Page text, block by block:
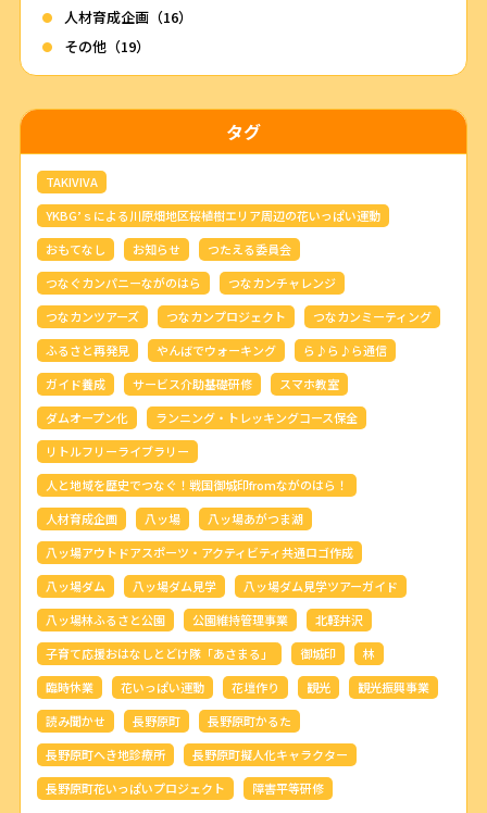
人材育成企画（16）
その他（19）
タグ
TAKIVIVA
YKBG’ｓによる川原畑地区桜植樹エリア周辺の花いっぱい運動
おもてなし
お知らせ
つたえる委員会
つなぐカンパニーながのはら
つなカンチャレンジ
つなカンツアーズ
つなカンプロジェクト
つなカンミーティング
ふるさと再発見
やんばでウォーキング
ら♪ら♪ら通信
ガイド養成
サービス介助基礎研修
スマホ教室
ダムオープン化
ランニング・トレッキングコース保全
リトルフリーライブラリー
人と地域を歴史でつなぐ！戦国御城印fromながのはら！
人材育成企画
八ッ場
八ッ場あがつま湖
八ッ場アウトドアスポーツ・アクティビティ共通ロゴ作成
八ッ場ダム
八ッ場ダム見学
八ッ場ダム見学ツアーガイド
八ッ場林ふるさと公園
公園維持管理事業
北軽井沢
子育て応援おはなしとどけ隊「あさまる」
御城印
林
臨時休業
花いっぱい運動 花壇作り 観光
観光振興事業
読み聞かせ
長野原町
長野原町かるた
長野原町へき地診療所
長野原町擬人化キャラクター
長野原町花いっぱいプロジェクト
障害平等研修